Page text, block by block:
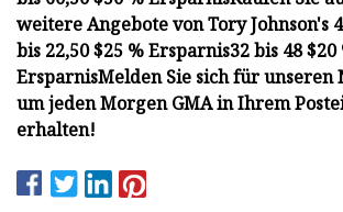
weitere Angebote von Tory Johnson's
bis 22,50 $25 % Ersparnis32 bis 48 $20
ErsparnisMelden Sie sich für unseren
um jeden Morgen GMA in Ihrem
erhalten!